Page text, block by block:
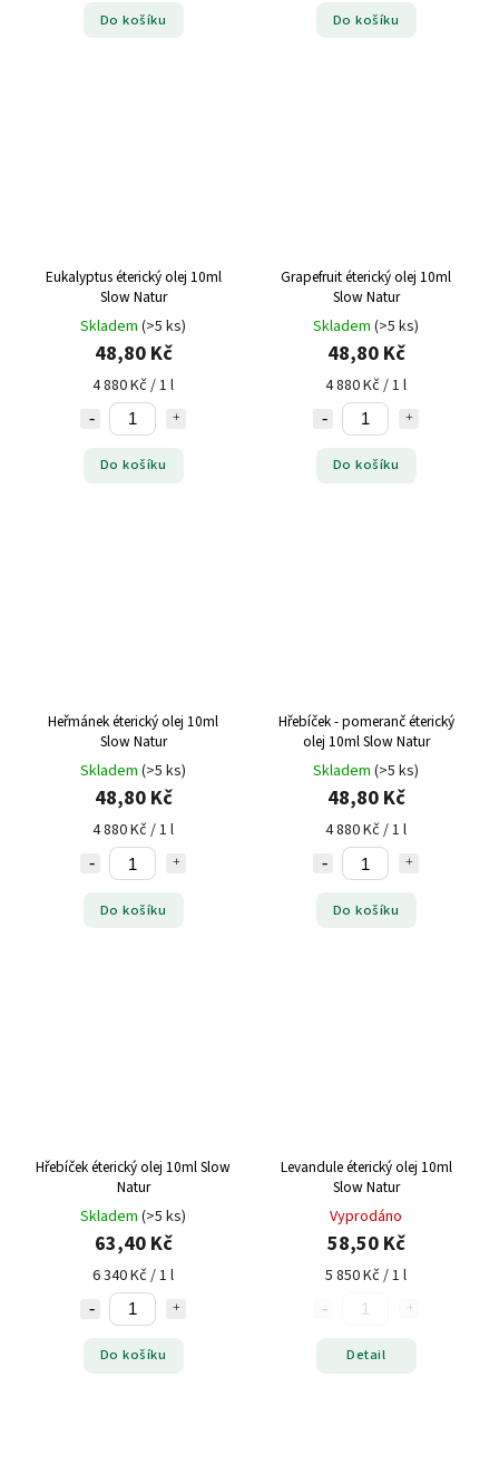
Do košíku Do košíku
Eukalyptus éterický olej 10ml
Slow Natur
Skladem (>5 ks)
48,80 Kč
4 880 Kč / 1 l
Do košíku
Grapefruit éterický olej 10ml
Slow Natur
Skladem (>5 ks)
48,80 Kč
4 880 Kč / 1 l
Do košíku
Heřmánek éterický olej 10ml
Slow Natur
Skladem (>5 ks)
48,80 Kč
4 880 Kč / 1 l
Do košíku
Hřebíček - pomeranč éterický
olej 10ml Slow Natur
Skladem (>5 ks)
48,80 Kč
4 880 Kč / 1 l
Do košíku
Hřebíček éterický olej 10ml Slow
Natur
Skladem (>5 ks)
63,40 Kč
6 340 Kč / 1 l
Do košíku
Levandule éterický olej 10ml
Slow Natur
Vyprodáno
58,50 Kč
5 850 Kč / 1 l
Detail